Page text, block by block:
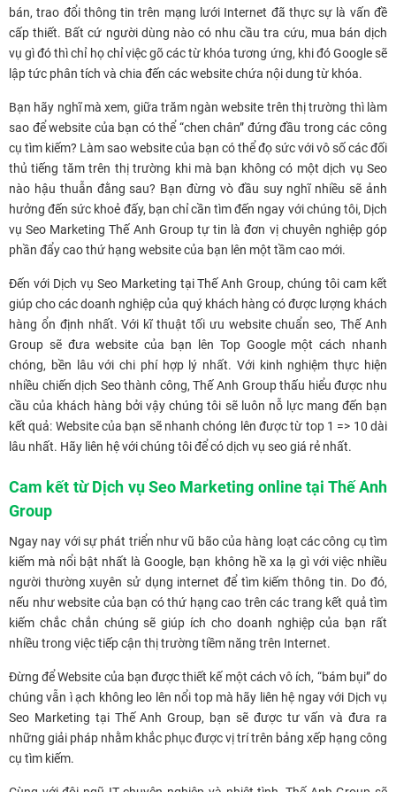
bán, trao đổi thông tin trên mạng lưới Internet đã thực sự là vấn đề
cấp thiết. Bất cứ người dùng nào có nhu cầu tra cứu, mua bán dịch
vụ gì đó thì chỉ họ chỉ việc gõ các từ khóa tương ứng, khi đó Google sẽ
lập tức phân tích và chia đến các website chứa nội dung từ khóa.
Bạn hãy nghĩ mà xem, giữa trăm ngàn website trên thị trường thì làm
sao để website của bạn có thể “chen chân” đứng đầu trong các công
cụ tìm kiếm? Làm sao website của bạn có thể đọ sức với vô số các đối
thủ tiếng tăm trên thị trường khi mà bạn không có một dịch vụ Seo
nào hậu thuẫn đằng sau? Bạn đừng vò đầu suy nghĩ nhiều sẽ ảnh
hưởng đến sức khoẻ đấy, bạn chỉ cần tìm đến ngay với chúng tôi, Dịch
vụ Seo Marketing Thế Anh Group tự tin là đơn vị chuyên nghiệp góp
phần đẩy cao thứ hạng website của bạn lên một tầm cao mới.
Đến với Dịch vụ Seo Marketing tại Thế Anh Group, chúng tôi cam kết
giúp cho các doanh nghiệp của quý khách hàng có được lượng khách
hàng ổn định nhất. Với kĩ thuật tối ưu website chuẩn seo, Thế Anh
Group sẽ đưa website của bạn lên Top Google một cách nhanh
chóng, bền lâu với chi phí hợp lý nhất. Với kinh nghiệm thực hiện
nhiều chiến dịch Seo thành công, Thế Anh Group thấu hiểu được nhu
cầu của khách hàng bởi vậy chúng tôi sẽ luôn nỗ lực mang đến bạn
kết quả: Website của bạn sẽ nhanh chóng lên được từ top 1 => 10 dài
lâu nhất. Hãy liên hệ với chúng tôi để có dịch vụ seo giá rẻ nhất.
Cam kết từ Dịch vụ Seo Marketing online tại Thế Anh
Group
Ngay nay với sự phát triển như vũ bão của hàng loạt các công cụ tìm
kiếm mà nổi bật nhất là Google, bạn không hề xa lạ gì với việc nhiều
người thường xuyên sử dụng internet để tìm kiếm thông tin. Do đó,
nếu như website của bạn có thứ hạng cao trên các trang kết quả tìm
kiếm chắc chắn chúng sẽ giúp ích cho doanh nghiệp của bạn rất
nhiều trong việc tiếp cận thị trường tiềm năng trên Internet.
Đừng để Website của bạn được thiết kế một cách vô ích, “bám bụi” do
chúng vẫn ì ạch không leo lên nổi top mà hãy liên hệ ngay với Dịch vụ
Seo Marketing tại Thế Anh Group, bạn sẽ được tư vấn và đưa ra
những giải pháp nhằm khắc phục được vị trí trên bảng xếp hạng công
cụ tìm kiếm.